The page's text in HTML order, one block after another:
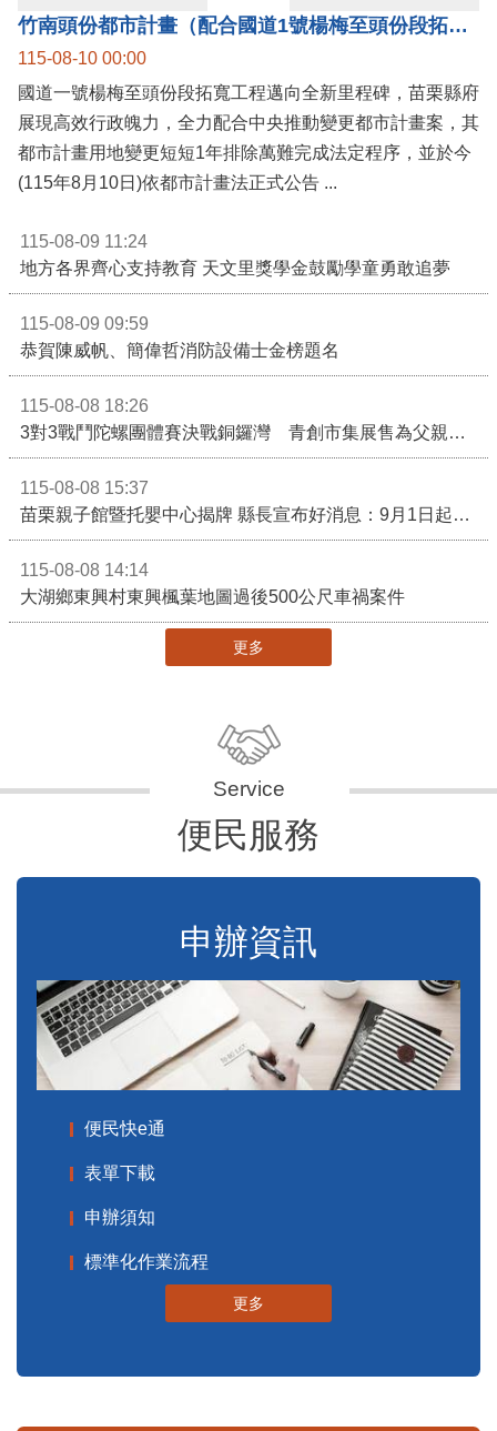
115-08-10 00:00
國道一號楊梅至頭份段拓寬工程邁向全新里程碑，苗栗縣府
展現高效行政魄力，全力配合中央推動變更都市計畫案，其
都市計畫用地變更短短1年排除萬難完成法定程序，並於今
115-08-09 11:24
地方各界齊心支持教育 天文里獎學金鼓勵學童勇敢追夢
115-08-09 09:59
恭賀陳威帆、簡偉哲消防設備士金榜題名
115-08-08 18:26
115-08-08 15:37
115-08-08 14:14
大湖鄉東興村東興楓葉地圖過後500公尺車禍案件
更多
便民服務
申辦資訊
便民快e通
表單下載
申辦須知
標準化作業流程
更多